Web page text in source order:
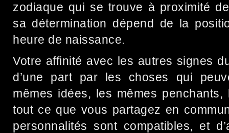
zodiaque qui se trouve à proximité
sa détermination dépend de la
heure de naissance.
Votre affinité avec les autres signes
d’une part par les choses qui
mêmes idées, les mêmes
tout ce que vous partagez en
personnalités sont compatibles, et